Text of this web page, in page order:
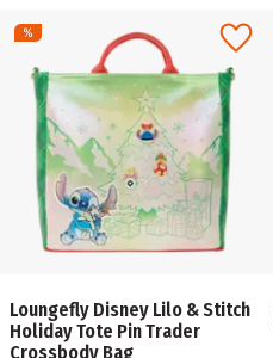
Loungefly Disney Lilo & Stitch
Holiday Tote Pin Trader
Crossbody Bag